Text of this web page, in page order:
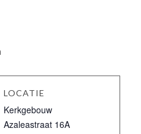
LOCATIE
Kerkgebouw
Azaleastraat 16A